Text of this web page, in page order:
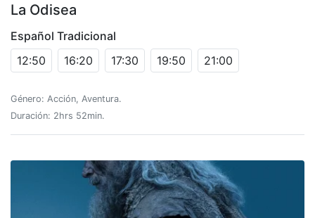
La Odisea
Español Tradicional
12:50
16:20 17:30 19:50 21:00
Género: Acción, Aventura.
Duración: 2hrs 52min.